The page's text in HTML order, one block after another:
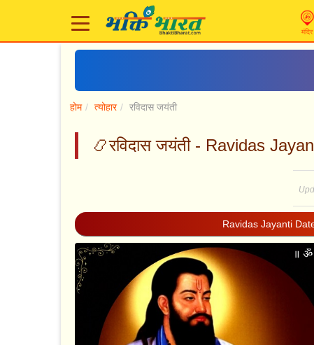
मंदिर
होम त्योहार रविदास जयंती
📿रविदास जयंती - Ravidas
Ravidas Jayanti